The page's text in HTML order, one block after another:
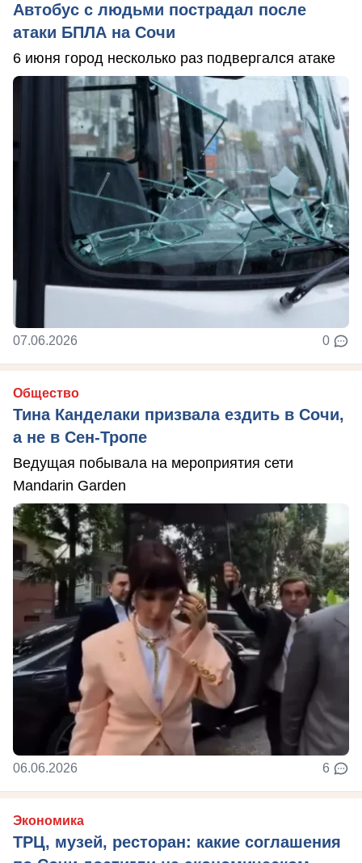
Автобус с людьми пострадал после
атаки БПЛА на Сочи
6 июня город несколько раз подвергался атаке
07.06.2026 0
Общество
Тина Канделаки призвала ездить в Сочи,
а не в Сен-Тропе
Ведущая побывала на мероприятия сети
Mandarin Garden
06.06.2026 6
Экономика
ТРЦ, музей, ресторан: какие соглашения